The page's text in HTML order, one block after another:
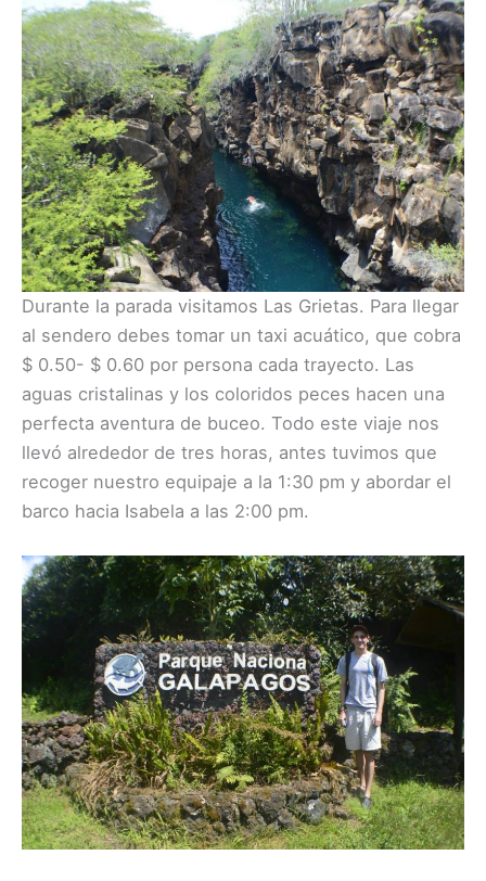
Durante la parada visitamos Las Grietas. Para llegar
al sendero debes tomar un taxi acuático, que cobra
$ 0.50- $ 0.60 por persona cada trayecto. Las
aguas cristalinas y los coloridos peces hacen una
perfecta aventura de buceo. Todo este viaje nos
llevó alrededor de tres horas, antes tuvimos que
recoger nuestro equipaje a la 1:30 pm y abordar el
barco hacia Isabela a las 2:00 pm.